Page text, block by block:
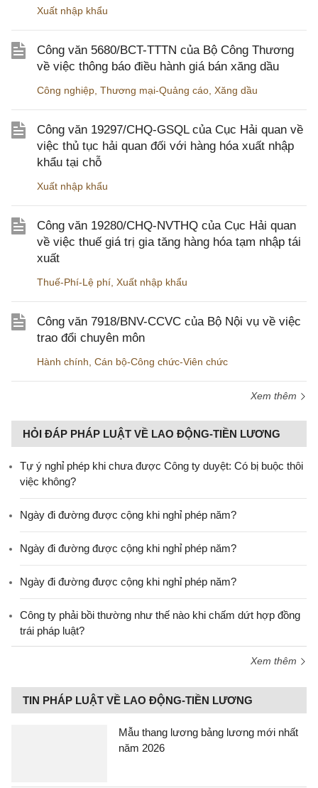
Xuất nhập khẩu
Công văn 5680/BCT-TTTN của Bộ Công Thương
về việc thông báo điều hành giá bán xăng dầu
Công nghiệp Thương mại-Quảng cáo Xăng dầu
Công văn 19297/CHQ-GSQL của Cục Hải quan về
việc thủ tục hải quan đối với hàng hóa xuất nhập
khẩu tại chỗ
Xuất nhập khẩu
Công văn 19280/CHQ-NVTHQ của Cục Hải quan
về việc thuế giá trị gia tăng hàng hóa tạm nhập tái
xuất
Thuế-Phí-Lệ phí Xuất nhập khẩu
Công văn 7918/BNV-CCVC của Bộ Nội vụ về việc
trao đổi chuyên môn
Hành chính Cán bộ-Công chức-Viên chức
Xem thêm
HỎI ĐÁP PHÁP LUẬT VỀ LAO ĐỘNG-TIỀN LƯƠNG
Tự ý nghỉ phép khi chưa được Công ty duyệt: Có bị buộc thôi
việc không?
Ngày đi đường được cộng khi nghỉ phép năm?
Ngày đi đường được cộng khi nghỉ phép năm?
Ngày đi đường được cộng khi nghỉ phép năm?
Công ty phải bồi thường như thế nào khi chấm dứt hợp đồng
trái pháp luật?
Xem thêm
TIN PHÁP LUẬT VỀ LAO ĐỘNG-TIỀN LƯƠNG
Mẫu thang lương bảng lương mới nhất
năm 2026